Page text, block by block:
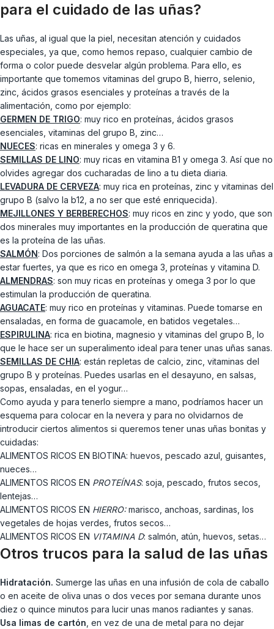
para el cuidado de las uñas?
Las uñas, al igual que la piel, necesitan atención y cuidados
especiales, ya que, como hemos repaso, cualquier cambio de
forma o color puede desvelar algún problema. Para ello, es
importante que tomemos vitaminas del grupo B, hierro, selenio,
zinc, ácidos grasos esenciales y proteínas a través de la
alimentación, como por ejemplo:
GERMEN DE TRIGO: muy rico en proteínas, ácidos grasos
esenciales, vitaminas del grupo B, zinc…
NUECES: ricas en minerales y omega 3 y 6.
SEMILLAS DE LINO: muy ricas en vitamina B1 y omega 3. Así que no
olvides agregar dos cucharadas de lino a tu dieta diaria.
LEVADURA DE CERVEZA: muy rica en proteínas, zinc y vitaminas del
grupo B (salvo la b12, a no ser que esté enriquecida).
MEJILLONES Y BERBERECHOS: muy ricos en zinc y yodo, que son
dos minerales muy importantes en la producción de queratina que
es la proteína de las uñas.
SALMÓN: Dos porciones de salmón a la semana ayuda a las uñas a
estar fuertes, ya que es rico en omega 3, proteínas y vitamina D.
ALMENDRAS: son muy ricas en proteínas y omega 3 por lo que
estimulan la producción de queratina.
AGUACATE: muy rico en proteínas y vitaminas. Puede tomarse en
ensaladas, en forma de guacamole, en batidos vegetales…
ESPIRULINA: rica en biotina, magnesio y vitaminas del grupo B, lo
que le hace ser un superalimento ideal para tener unas uñas sanas.
SEMILLAS DE CHIA: están repletas de calcio, zinc, vitaminas del
grupo B y proteínas. Puedes usarlas en el desayuno, en salsas,
sopas, ensaladas, en el yogur…
Como ayuda y para tenerlo siempre a mano, podríamos hacer un
esquema para colocar en la nevera y para no olvidarnos de
introducir ciertos alimentos si queremos tener unas uñas bonitas y
cuidadas:
ALIMENTOS RICOS EN BIOTINA: huevos, pescado azul, guisantes,
nueces…
ALIMENTOS RICOS EN PROTEÍNAS: soja, pescado, frutos secos,
lentejas…
ALIMENTOS RICOS EN HIERRO:marisco, anchoas, sardinas, los
vegetales de hojas verdes, frutos secos…
ALIMENTOS RICOS EN VITAMINA D: salmón, atún, huevos, setas…
Otros trucos para la salud de las uñas
Hidratación. Sumerge las uñas en una infusión de cola de caballo
o en aceite de oliva unas o dos veces por semana durante unos
diez o quince minutos para lucir unas manos radiantes y sanas.
Usa limas de cartón , en vez de una de metal para no dejar